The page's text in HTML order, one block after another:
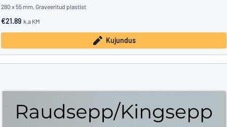
280 x 55 mm, Graveeritud plastist
€21.89 k.a KM
Kujundus